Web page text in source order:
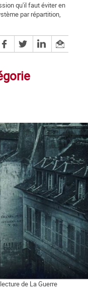
qu'il faut éviter en
par répartition,
deux dossiers
de Paris : le
de La Guerre